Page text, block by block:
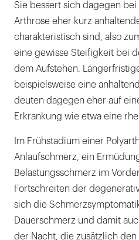
Sie bessert sich dagegen
Arthrose eher kurz
charakteristisch sind, also
eine gewisse Steifigkeit bei
dem Aufstehen.
beispielsweise eine
deuten dagegen eher auf
Erkrankung wie etwa eine
Im Frühstadium einer
Anlaufschmerz, ein
Belastungsschmerz im
Fortschreiten der
sich die
Dauerschmerz und damit
der Nacht, die zusätzlich